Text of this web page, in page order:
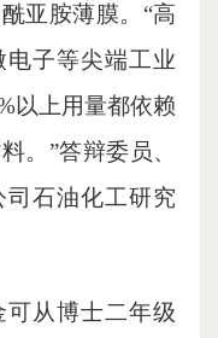
亚胺薄膜。“高
子等尖端工业
以上用量都依赖
。”答辩委员、
石油化工研究
从博士二年级